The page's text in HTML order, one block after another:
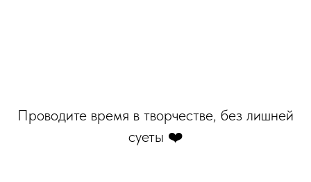
Проводите время в творчестве, без лишней
суеты ❤️